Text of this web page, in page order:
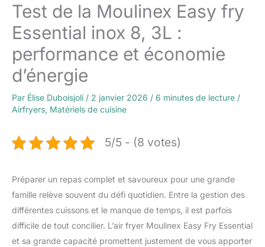
Test de la Moulinex Easy fry
Essential inox 8, 3L :
performance et économie
d’énergie
Par Élise Duboisjoli / 2 janvier 2026 / 6 minutes de lecture /
Airfryers, Matériels de cuisine
5/5 - (8 votes)
Préparer un repas complet et savoureux pour une grande
famille relève souvent du défi quotidien. Entre la gestion des
différentes cuissons et le manque de temps, il est parfois
difficile de tout concilier. L’air fryer Moulinex Easy Fry Essential
et sa grande capacité promettent justement de vous apporter